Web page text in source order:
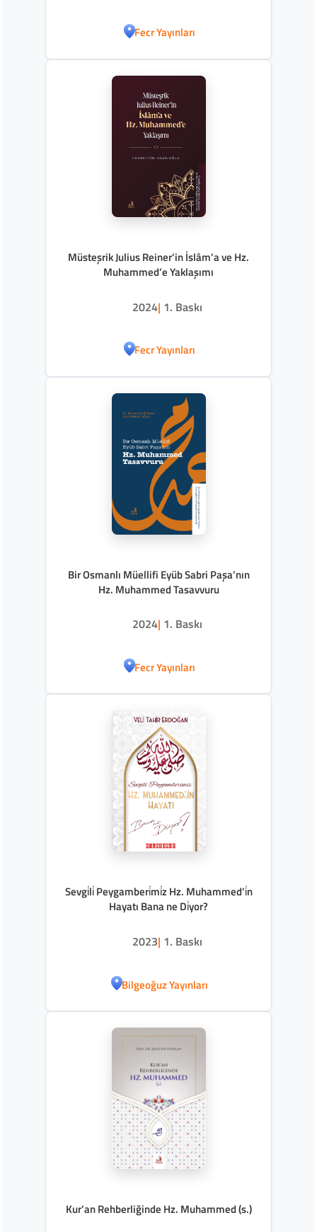
Fecr Yayınları
Müsteşrik Julius Reiner’in İslâm’a ve Hz.
Muhammed’e Yaklaşımı
2024| 1. Baskı
Fecr Yayınları
Bir Osmanlı Müellifi Eyüb Sabri Paşa’nın
Hz. Muhammed Tasavvuru
2024| 1. Baskı
Fecr Yayınları
Sevgi̇li̇ Peygamberi̇mi̇z Hz. Muhammed’i̇n
Hayatı Bana ne Di̇yor?
2023| 1. Baskı
Bilgeoğuz Yayınları
Kur’an Rehberliğinde Hz. Muhammed (s.)